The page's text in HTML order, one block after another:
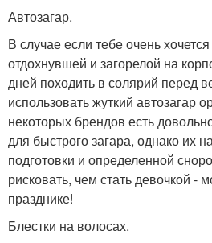
Автозагар.
В случае если тебе очень
отдохнувшей и загорелой на
дней походить в солярий перед
использовать жуткий автозагар
некоторых брендов есть
для быстрого загара, однако их
подготовки и определенной
рисковать, чем стать девочкой -
празднике!
Блестки на волосах.